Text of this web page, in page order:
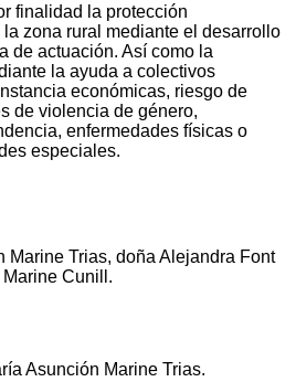
finalidad la protección
zona rural mediante el desarrollo
de actuación. Así como la
la ayuda a colectivos
económicas, riesgo de
de violencia de género,
enfermedades físicas o
especiales.
Marine Trias, doña Alejandra Font
Cunill.
Asunción Marine Trias.